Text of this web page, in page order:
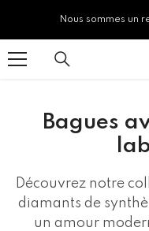
SKIP TO CONTENTNous sommes un
Bagues
Découvrez notre
diamants de
un amour